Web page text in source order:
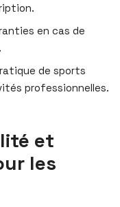
en cas de
de sports
professionnelles.
et
les